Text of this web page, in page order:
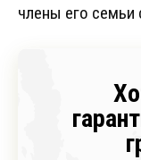
члены его семьи